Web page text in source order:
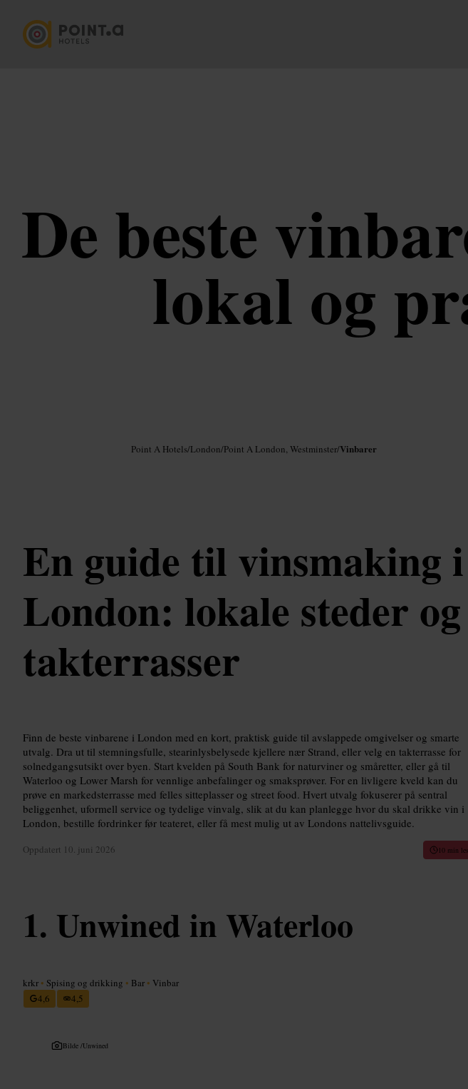
De beste
lokal og
Point A Hotels/London/Point A London, Westminster/Vinbarer
En guide til vinsmaking i
London: lokale steder og
takterrasser
Finn de beste vinbarene i London med en kort, praktisk guide til avslappede omgivelser og smarte
utvalg. Dra ut til stemningsfulle, stearinlysbelysede kjellere nær Strand, eller velg en takterrasse for
solnedgangsutsikt over byen. Start kvelden på South Bank for naturviner og småretter, eller gå til
Waterloo og Lower Marsh for vennlige anbefalinger og smaksprøver. For en livligere kveld kan du
prøve en markedsterrasse med felles sitteplasser og street food. Hvert utvalg fokuserer på sentral
beliggenhet, uformell service og tydelige vinvalg, slik at du kan planlegge hvor du skal drikke vin i
London, bestille fordrinker før teateret, eller få mest mulig ut av Londons nattelivsguide.
Oppdatert 10. juni 2026 10 min
Unwined in Waterloo
krkr • Spising og drikking • Bar • Vinbar
4,6
4,5
Bilde /Unwined